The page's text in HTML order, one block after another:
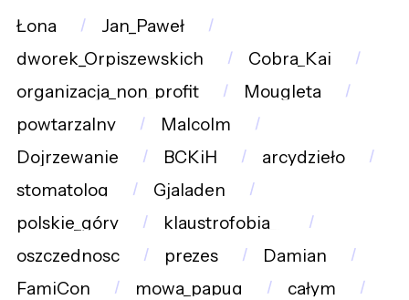
Łona
Jan_Paweł
dworek_Orpiszewskich
Cobra_Kai
organizacja_non_profit
Mougleta
powtarzalny
Malcolm
Dojrzewanie
BCKiH
arcydzieło
stomatolog
Gjaladen
polskie_góry
klaustrofobia__
oszczednosc
prezes
Damian
FamiCon
mowa_papug
całym